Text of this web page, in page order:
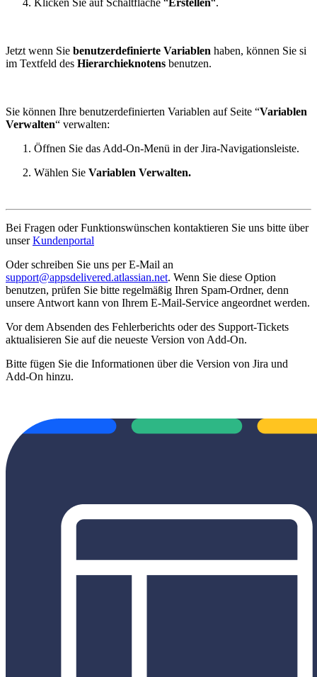
Jetzt wenn Sie benutzerdefinierte Variablen haben, können Sie si
im Textfeld des Hierarchieknotens benutzen.
Sie können Ihre benutzerdefinierten Variablen auf Seite “Variablen
Verwalten“ verwalten:
Öffnen Sie das Add-On-Menü in der Jira-Navigationsleiste.
Wählen Sie Variablen Verwalten.
Bei Fragen oder Funktionswünschen kontaktieren Sie uns bitte über
unserKundenportal
Oder schreiben Sie uns per E-Mail an
support@appsdelivered.atlassian.net. Wenn Sie diese Option
benutzen, prüfen Sie bitte regelmäßig Ihren Spam-Ordner, denn
unsere Antwort kann von Ihrem E-Mail-Service angeordnet werden.
Vor dem Absenden des Fehlerberichts oder des Support-Tickets
aktualisieren Sie auf die neueste Version von Add-On.
Bitte fügen Sie die Informationen über die Version von Jira und
Add-On hinzu.